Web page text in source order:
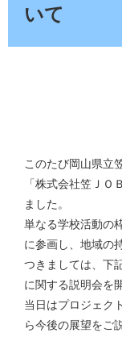
いて
このたび岡山県立
「株式会社笠ＪＯ
ました。
単なる学校活動の
に参画し、地域の
つきましては、下
に関する説明会を
当日はプロジェク
ら今後の展望をご